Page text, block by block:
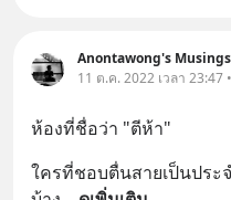
Anontawong's Musings
11 ต.ค. 2022 เวลา 23:47
ห้องที่ชื่อว่า "ตีห้า"
ใครที่ชอบตื่นสายเป็นประ